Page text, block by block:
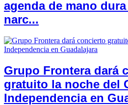
agenda de mano
narc...
Grupo Frontera dará
gratuito la noche del
Independencia en